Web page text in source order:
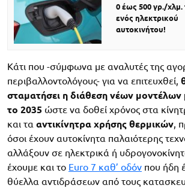
0 έως 500 γρ./χλμ.
ενός ηλεκτρικού
αυτοκινήτου!
Κάτι που -σύμφωνα με αναλυτές της
περιβαλλοντολόγους- για να επιτευχθεί,
σταματήσει η διάθεση νέων
το 2035 ώστε να δοθεί χρόνος στα
και τα αντικίνητρα χρήσης θερμικών,
όσοι έχουν αυτοκίνητα παλαιότερης
αλλάξουν σε ηλεκτρικά ή
έχουμε και το Euro 7 καθ’ οδόν που ήδη
θύελλα αντιδράσεων από τους